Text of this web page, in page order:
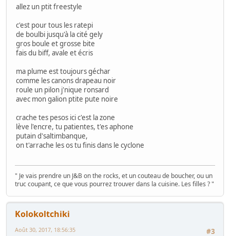
allez un ptit freestyle
c'est pour tous les ratepi
de boulbi jusqu'à la cité gely
gros boule et grosse bite
fais du biff, avale et écris
ma plume est toujours géchar
comme les canons drapeau noir
roule un pilon j'nique ronsard
avec mon galion ptite pute noire
crache tes pesos ici c'est la zone
lève l'encre, tu patientes, t'es aphone
putain d'saltimbanque,
on t'arrache les os tu finis dans le cyclone
" Je vais prendre un J&B on the rocks, et un couteau de boucher, ou un
truc coupant, ce que vous pourrez trouver dans la cuisine. Les filles ? "
Kolokoltchiki
#3
Août 30, 2017, 18:56:35